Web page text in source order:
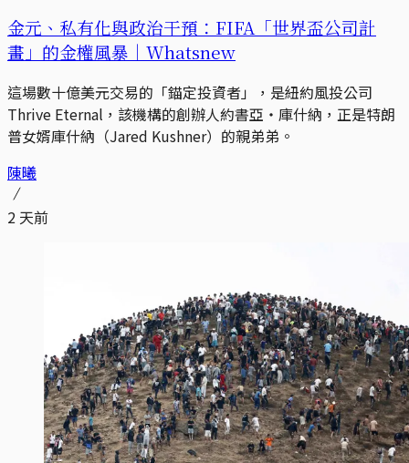
金元、私有化與政治干預：FIFA「世界盃公司計
畫」的金權風暴｜Whatsnew
這場數十億美元交易的「錨定投資者」，是紐約風投公司
Thrive Eternal，該機構的創辦人約書亞・庫什納，正是特朗
普女婿庫什納（Jared Kushner）的親弟弟。
陳曦
2 天前